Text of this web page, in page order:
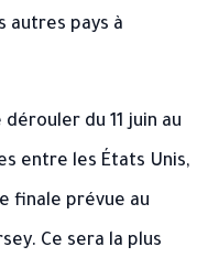
autres pays à
du 11 juin au
entre les États Unis,
finale prévue au
Ce sera la plus